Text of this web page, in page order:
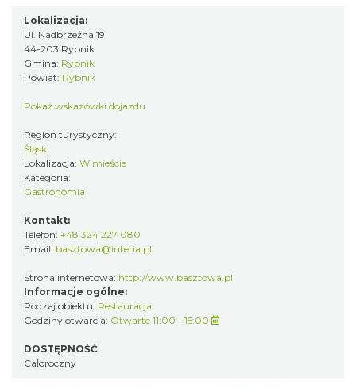
Lokalizacja:
Ul. Nadbrzeżna 19
44-203 Rybnik
Gmina: Rybnik
Powiat: Rybnik
Pokaż wskazówki dojazdu
Region turystyczny:
Śląsk
Lokalizacja: W mieście
Kategoria:
Gastronomia
Kontakt:
Telefon: +48 324 227 080
Email: basztowa@interia.pl
Strona internetowa: http://www.basztowa.pl
Informacje ogólne:
Rodzaj obiektu: Restauracja
Godziny otwarcia: Otwarte 11:00 - 15:00
DOSTĘPNOŚĆ
Całoroczny